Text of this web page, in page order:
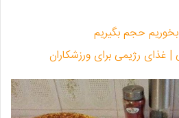
حجم بگیریم
غذای رژیمی برای ورزشکاران